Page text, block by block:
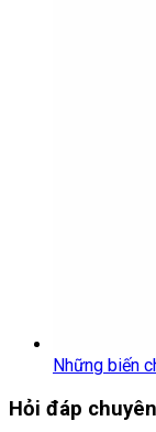
Những biến
Hỏi đáp